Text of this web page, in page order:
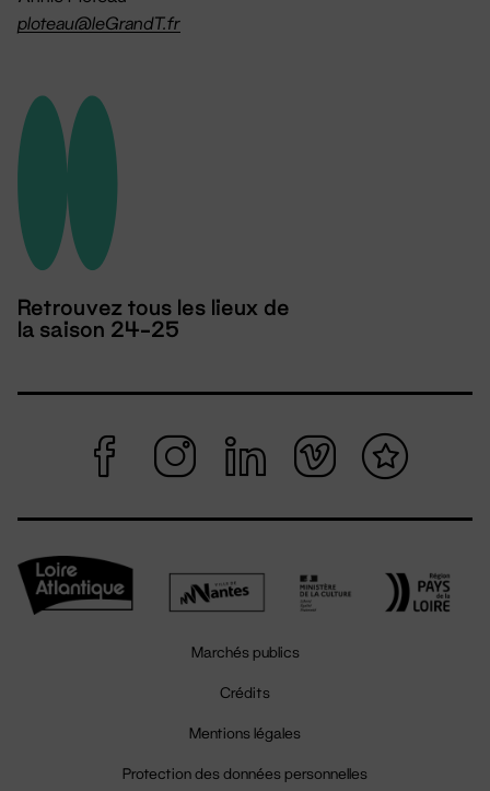
ploteau@leGrandT.fr
Retrouvez tous les lieux de
la saison 24-25
Marchés publics
Crédits
Mentions légales
Protection des données personnelles